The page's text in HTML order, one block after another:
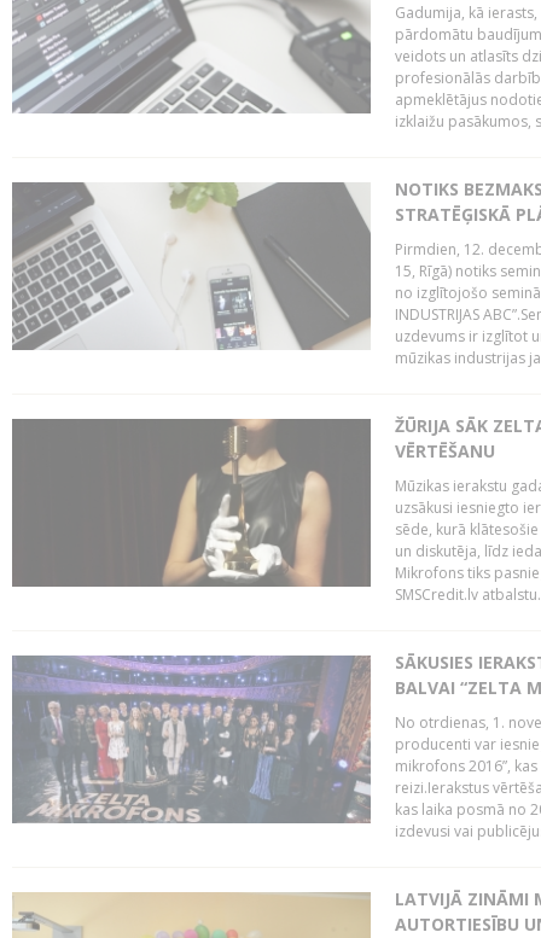
Gadumija, kā
pārdomātu
veidots un atlasīts
profesionālās
apmeklētājus
izklaižu pasākumos,
NOTIKS
STRATĒĢISKĀ
Pirmdien, 12.
15, Rīgā) notiks
no izglītojošo
INDUSTRIJAS
uzdevums ir izglītot
mūzikas industrijas
ŽŪRIJA SĀK
VĒRTĒŠANU
Mūzikas ierakstu
uzsākusi iesniegto
sēde, kurā
un diskutēja, līdz
Mikrofons tiks
SMSCredit.lv
SĀKUSIES
BALVAI “ZELTA
No otrdienas, 1.
producenti var
mikrofons 2016”,
reizi.Ierakstus
kas laika posmā no
izdevusi vai
LATVIJĀ ZINĀMI
AUTORTIESĪBU